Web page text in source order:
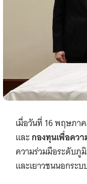
เมื่อวันที่ 16 พฤษภา
และกองทุนเพื่อคว
ความร่วมมือระดับภู
และเยาวชนนอกระ